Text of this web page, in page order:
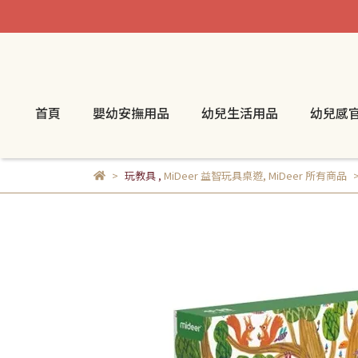
首頁 嬰幼安撫用品 幼兒生活用品 幼兒感
玩教具, MiDeer 益智玩具桌遊, MiDeer 所有商品